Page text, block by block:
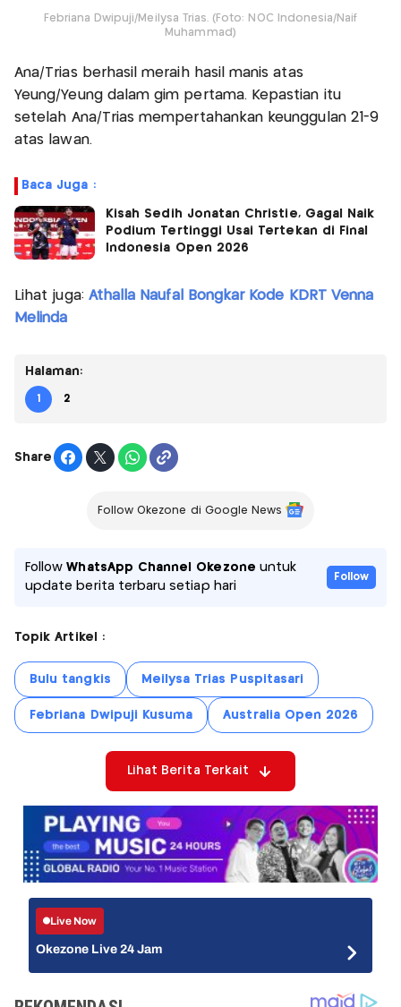
Febriana Dwipuji/Meilysa Trias. (Foto: NOC Indonesia/Naif
Muhammad)
Ana/Trias berhasil meraih hasil manis atas
Yeung/Yeung dalam gim pertama. Kepastian itu
setelah Ana/Trias mempertahankan keunggulan 21-9
atas lawan.
Baca Juga :
Kisah Sedih Jonatan Christie, Gagal Naik
Podium Tertinggi Usai Tertekan di Final
Indonesia Open 2026
Lihat juga: Athalla Naufal Bongkar Kode KDRT Venna
Melinda
Halaman:
1 2
Share
Follow Okezone di Google News
FollowWhatsApp Channel Okezone untuk
update berita terbaru setiap hari
Follow
Topik Artikel :
Bulu tangkis Meilysa Trias Puspitasari
Febriana Dwipuji Kusuma Australia Open 2026
Lihat Berita Terkait
Live Now
Okezone Live 24 Jam